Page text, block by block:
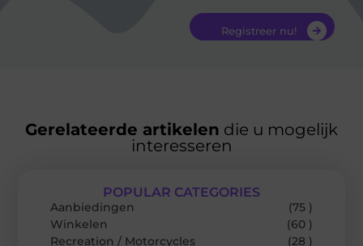
Registreer nu!
Gerelateerde artikelen die u mogelijk
interesseren
POPULAR CATEGORIES
Aanbiedingen
(75 )
Winkelen
(60 )
Recreation / Motorcycles
(28 )